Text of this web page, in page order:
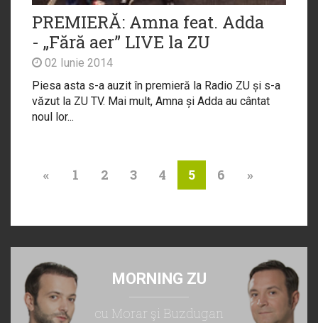
PREMIERĂ: Amna feat. Adda
- „Fără aer” LIVE la ZU
02 Iunie 2014
Piesa asta s-a auzit în premieră la Radio ZU și s-a
văzut la ZU TV. Mai mult, Amna și Adda au cântat
noul lor...
« 1 2 3 4 5 6 »
MORNING ZU
cu Morar şi Buzdugan